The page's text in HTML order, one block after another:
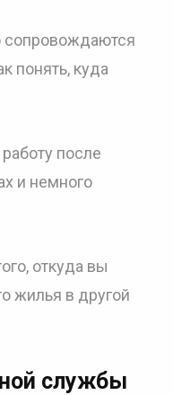
сопровождаются
понять, куда
после
и немного
откуда вы
жилья в другой
службы